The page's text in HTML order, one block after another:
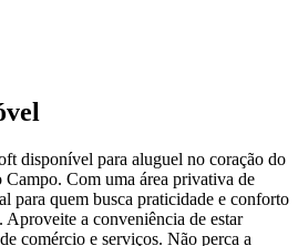
disponível para aluguel no coração do
Com uma área privativa de
para quem busca praticidade e conforto
Aproveite a conveniência de estar
comércio e serviços. Não perca a